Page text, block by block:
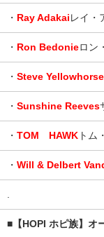
・ Ray Adakaiレイ・
・ Ron Bedonieロン
・ Steve Yellowhorse
・ Sunshine Reeves
・ TOM HAWK トム
・ Will & Delbert
.
■【HOPI ホピ族】オ